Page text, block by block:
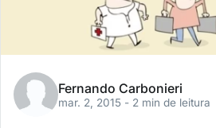
Fernando Carbonieri
mar. 2, 2015 - 2 min de leitura